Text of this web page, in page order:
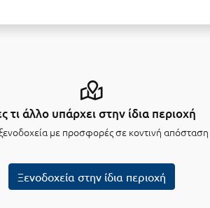
τι άλλο υπάρχει στην ίδια περιοχή
με προσφορές σε κοντινή απόσταση
Ξενοδοχεία στην ίδια περιοχή